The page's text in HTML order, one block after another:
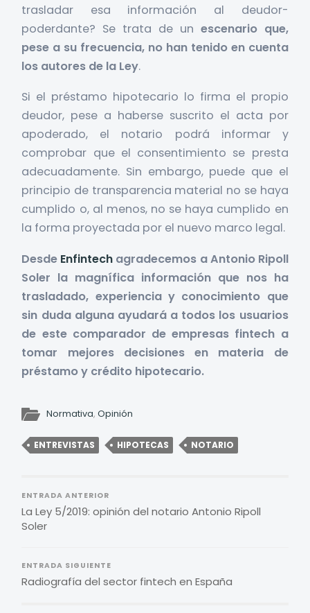
trasladar esa información al deudor-
poderdante? Se trata de un escenario que,
pese a su frecuencia, no han tenido en cuenta
los autores de la Ley.
Si el préstamo hipotecario lo firma el propio
deudor, pese a haberse suscrito el acta por
apoderado, el notario podrá informar y
comprobar que el consentimiento se presta
adecuadamente. Sin embargo, puede que el
principio de transparencia material no se haya
cumplido o, al menos, no se haya cumplido en
la forma proyectada por el nuevo marco legal.
Desde Enfintech agradecemos a Antonio Ripoll
Soler la magnífica información que nos ha
trasladado, experiencia y conocimiento que
sin duda alguna ayudará a todos los usuarios
de este comparador de empresas fintech a
tomar mejores decisiones en materia de
préstamo y crédito hipotecario.
Normativa,Opinión
ENTREVISTAS HIPOTECAS NOTARIO
ENTRADA ANTERIOR
La Ley 5/2019: opinión del notario Antonio Ripoll
Soler
ENTRADA SIGUIENTE
Radiografía del sector fintech en España